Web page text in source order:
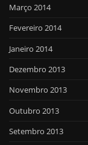
Março 2014
Fevereiro 2014
Janeiro 2014
Dezembro 2013
Novembro 2013
Outubro 2013
Setembro 2013